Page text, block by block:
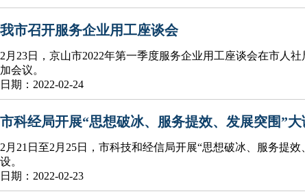
我市召开服务企业用工座谈会
2月23日，京山市2022年第一季度服务企业用工座谈会在市人
加会议。
日期：2022-02-24
市科经局开展“思想破冰、服务提效、发展突围”大
2月21日至2月25日，市科技和经信局开展“思想破冰、服务提
设。
日期：2022-02-23